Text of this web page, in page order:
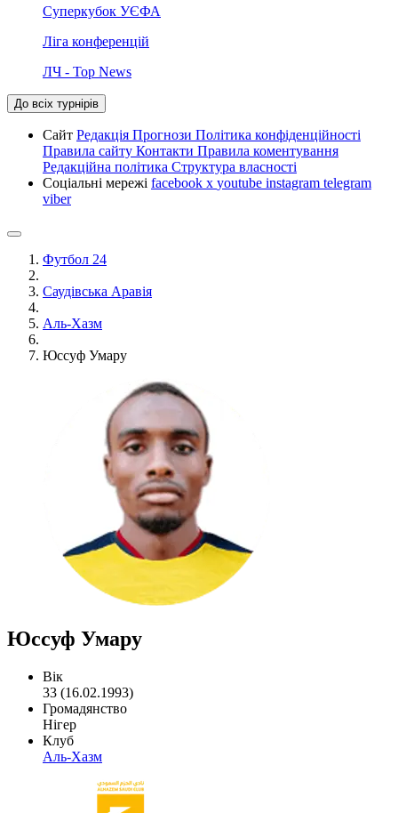
Суперкубок УЄФА
Ліга конференцій
ЛЧ - Top News
До всіх турнірів
Сайт Редакція Прогнози Політика конфіденційності
Правила сайту Контакти Правила коментування
Редакційна політика Структура власності
Соціальні мережі facebook x youtube instagram telegram
viber
Футбол 24
Саудівська Аравія
Аль-Хазм
Юссуф Умару
Юссуф Умару
Вік
33 (16.02.1993)
Громадянство
Нігер
Клуб
Аль-Хазм